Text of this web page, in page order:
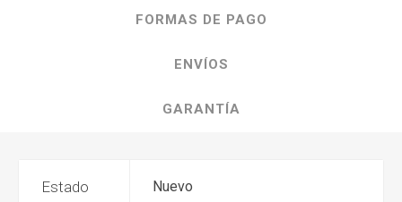
FORMAS DE PAGO
ENVÍOS
GARANTÍA
Estado Nuevo